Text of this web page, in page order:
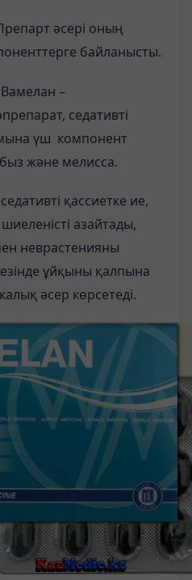
әсері оның
байланысты.
–
седативті
үш компонент
және мелисса.
қассиетке ие,
шиеленісті азайтады,
неврастенияны
ұйқыны қалпына
әсер көрсетеді.